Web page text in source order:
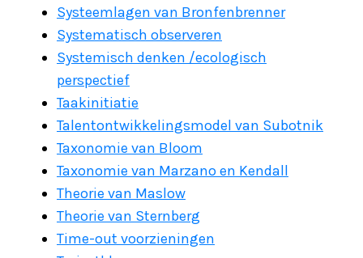
Systeemlagen van Bronfenbrenner
Systematisch observeren
Systemisch denken /ecologisch
perspectief
Taakinitiatie
Talentontwikkelingsmodel van Subotnik
Taxonomie van Bloom
Taxonomie van Marzano en Kendall
Theorie van Maslow
Theorie van Sternberg
Time-out voorzieningen